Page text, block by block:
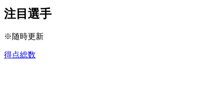
注目選手
※随時更新
得点総数